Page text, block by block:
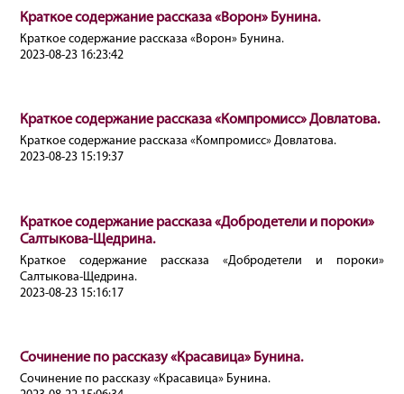
Краткое содержание рассказа «Ворон» Бунина.
Краткое содержание рассказа «Ворон» Бунина.
2023-08-23 16:23:42
Краткое содержание рассказа «Компромисс» Довлатова.
Краткое содержание рассказа «Компромисс» Довлатова.
2023-08-23 15:19:37
Краткое содержание рассказа «Добродетели и пороки»
Салтыкова-Щедрина.
Краткое содержание рассказа «Добродетели и пороки»
Салтыкова-Щедрина.
2023-08-23 15:16:17
Сочинение по рассказу «Красавица» Бунина.
Сочинение по рассказу «Красавица» Бунина.